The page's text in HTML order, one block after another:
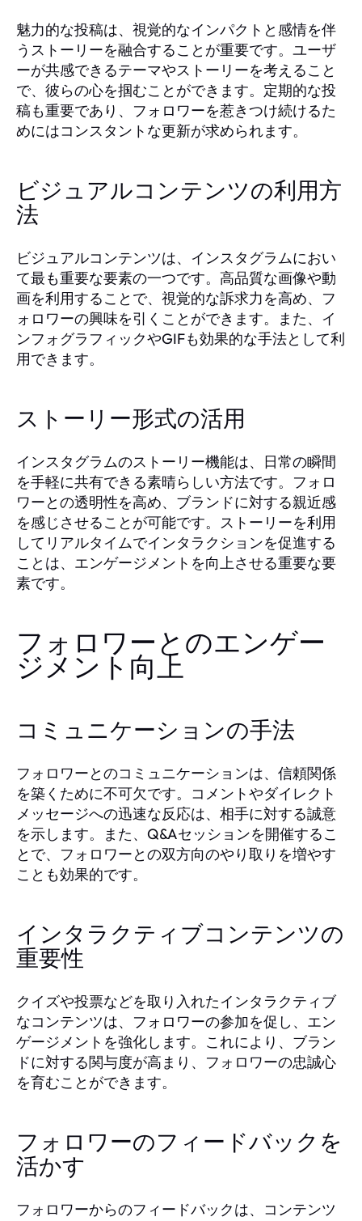
魅力的な投稿は、視覚的なインパクトと感情を伴
うストーリーを融合することが重要です。ユーザ
ーが共感できるテーマやストーリーを考えること
で、彼らの心を掴むことができます。定期的な投
稿も重要であり、フォロワーを惹きつけ続けるた
めにはコンスタントな更新が求められます。
ビジュアルコンテンツの利用方
法
ビジュアルコンテンツは、インスタグラムにおい
て最も重要な要素の一つです。高品質な画像や動
画を利用することで、視覚的な訴求力を高め、フ
ォロワーの興味を引くことができます。また、イ
ンフォグラフィックやGIFも効果的な手法として利
用できます。
ストーリー形式の活用
インスタグラムのストーリー機能は、日常の瞬間
を手軽に共有できる素晴らしい方法です。フォロ
ワーとの透明性を高め、ブランドに対する親近感
を感じさせることが可能です。ストーリーを利用
してリアルタイムでインタラクションを促進する
ことは、エンゲージメントを向上させる重要な要
素です。
フォロワーとのエンゲー
ジメント向上
コミュニケーションの手法
フォロワーとのコミュニケーションは、信頼関係
を築くために不可欠です。コメントやダイレクト
メッセージへの迅速な反応は、相手に対する誠意
を示します。また、Q&Aセッションを開催するこ
とで、フォロワーとの双方向のやり取りを増やす
ことも効果的です。
インタラクティブコンテンツの
重要性
クイズや投票などを取り入れたインタラクティブ
なコンテンツは、フォロワーの参加を促し、エン
ゲージメントを強化します。これにより、ブラン
ドに対する関与度が高まり、フォロワーの忠誠心
を育むことができます。
フォロワーのフィードバックを
活かす
フォロワーからのフィードバックは、コンテンツ